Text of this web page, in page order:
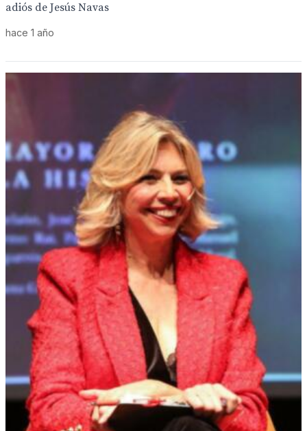
adiós de Jesús Navas
hace 1 año